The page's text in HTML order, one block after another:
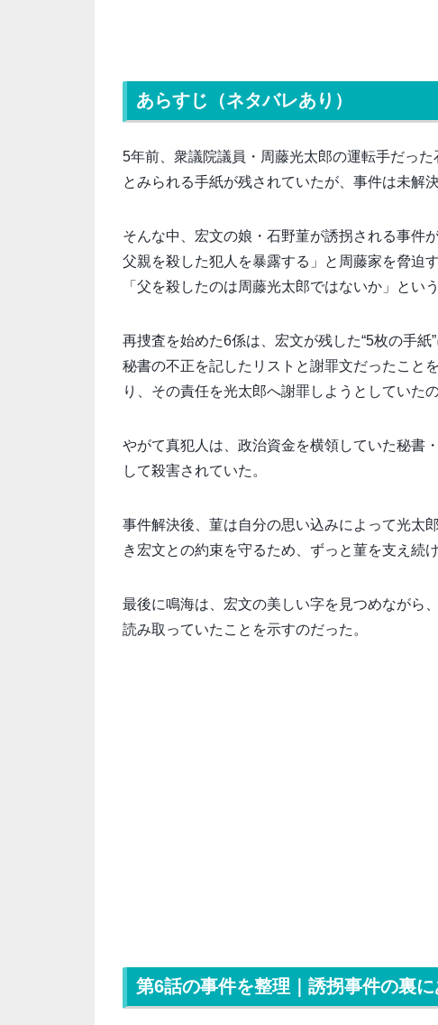
あらすじ（ネタバレあり）
5年前、衆議院議員・周藤光太郎の運転手だっ
とみられる手紙が残されていたが、事件は未解
そんな中、宏文の娘・石野菫が誘拐される事件
父親を殺した犯人を暴露する」と周藤家を脅迫
「父を殺したのは周藤光太郎ではないか」とい
再捜査を始めた6係は、宏文が残した“5枚の手
秘書の不正を記したリストと謝罪文だったこと
り、その責任を光太郎へ謝罪しようとしていたの
やがて真犯人は、政治資金を横領していた秘書
して殺害されていた。
事件解決後、菫は自分の思い込みによって光太
き宏文との約束を守るため、ずっと菫を支え続け
最後に鳴海は、宏文の美しい字を見つめながら
読み取っていたことを示すのだった。
第6話の事件を整理｜誘拐事件の裏